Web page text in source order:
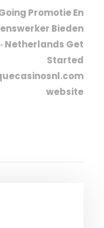
Promotie En
Bieden
◦ Netherlands Get
Started
website